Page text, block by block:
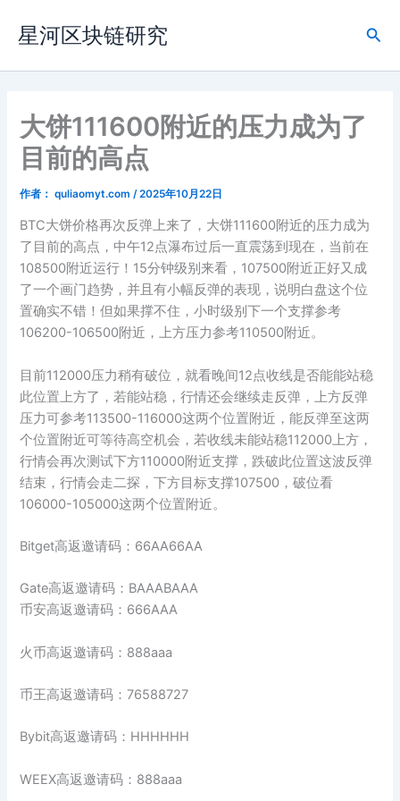
容
星河区块链研究
搜
大饼111600附近的压力成为了
目前的高点
作者： quliaomyt.com /2025年10月22日
BTC大饼价格再次反弹上来了，大饼111600附近的压力成为
了目前的高点，中午12点瀑布过后一直震荡到现在，当前在
108500附近运行！15分钟级别来看，107500附近正好又成
了一个画门趋势，并且有小幅反弹的表现，说明白盘这个位
置确实不错！但如果撑不住，小时级别下一个支撑参考
106200-106500附近，上方压力参考110500附近。
目前112000压力稍有破位，就看晚间12点收线是否能能站稳
此位置上方了，若能站稳，行情还会继续走反弹，上方反弹
压力可参考113500-116000这两个位置附近，能反弹至这两
个位置附近可等待高空机会，若收线未能站稳112000上方，
行情会再次测试下方110000附近支撑，跌破此位置这波反弹
结束，行情会走二探，下方目标支撑107500，破位看
106000-105000这两个位置附近。
Bitget高返邀请码：66AA66AA
Gate高返邀请码：BAAABAAA
币安高返邀请码：666AAA
火币高返邀请码：888aaa
币王高返邀请码：76588727
Bybit高返邀请码：HHHHHH
WEEX高返邀请码：888aaa